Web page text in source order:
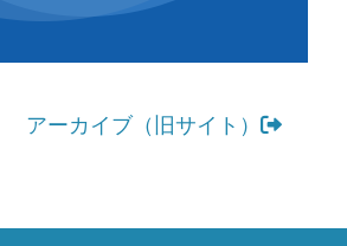
アーカイブ（旧サイト）